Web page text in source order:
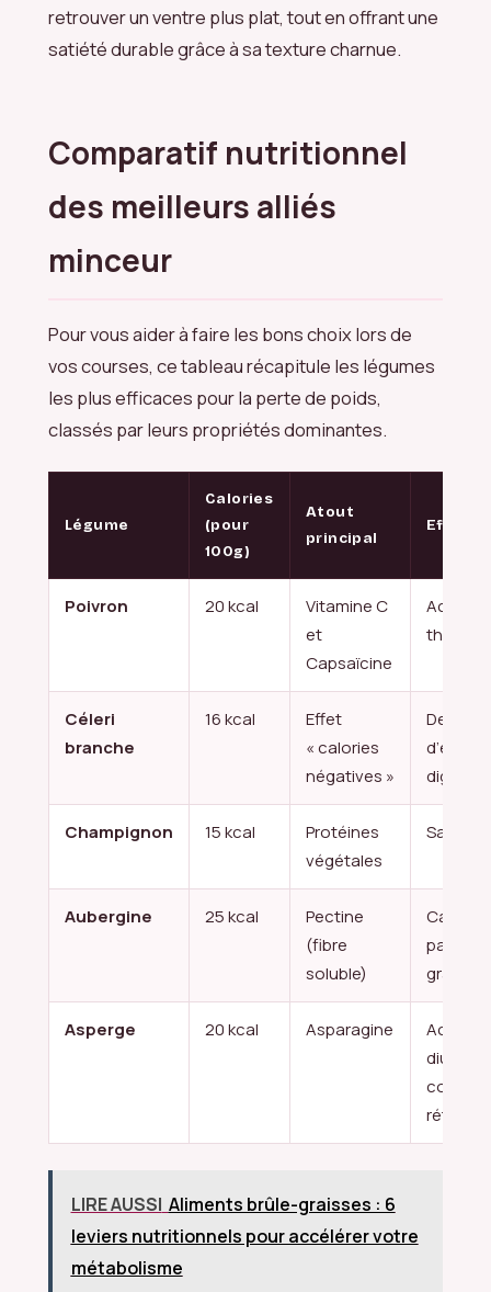
retrouver un ventre plus plat, tout en offrant une
satiété durable grâce à sa texture charnue.
Comparatif nutritionnel
des meilleurs alliés
minceur
Pour vous aider à faire les bons choix lors de
vos courses, ce tableau récapitule les légumes
les plus efficaces pour la perte de poids,
classés par leurs propriétés dominantes.
Légume
Calories
(pour
100g)
Atout
principal
Effet
Poivron 20 kcal
Vitamine C
et
Capsaïcine
Active la
Céleri
branche
16 kcal
Effet
« calories
négatives »
digérer
Champignon 15 kcal
Protéines
végétales
Satiété
Aubergine 25 kcal
Pectine
(fibre
soluble)
Capte
partie
graisses
Asperge 20 kcal Asparagine
Action
contre
LIRE AUSSI Aliments brûle-graisses : 6
leviers nutritionnels pour accélérer votre
métabolisme